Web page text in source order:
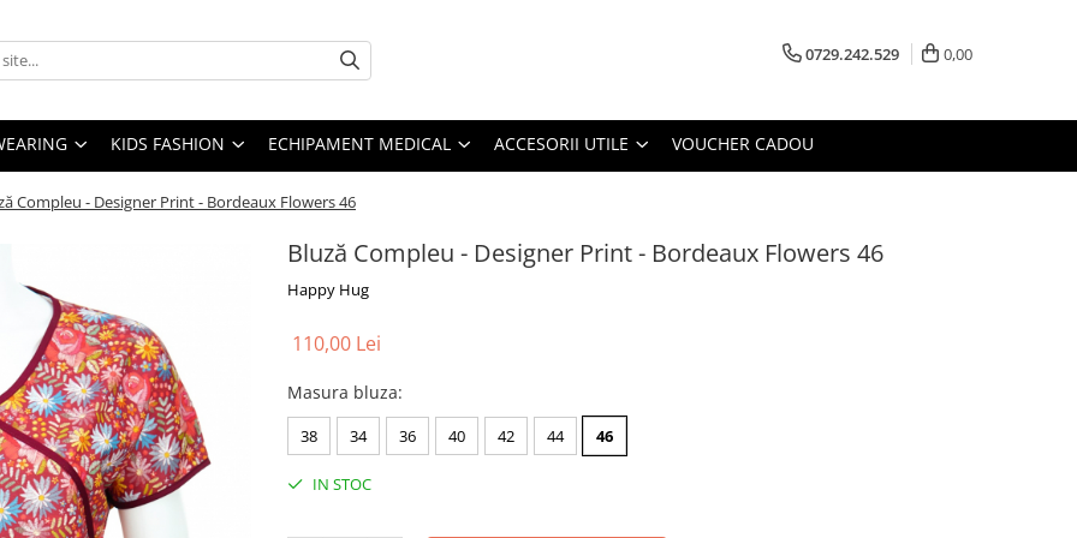
0729.242.529 0,00
KIDS FASHION ECHIPAMENT MEDICAL ACCESORII UTILE VOUCHER CADOU
Compleu - Designer Print - Bordeaux Flowers 46
Bluză Compleu - Designer Print - Bordeaux Flowers 46
Happy Hug
110,00 Lei
Masura bluza:
38 34 36 40 42 44 46
IN STOC